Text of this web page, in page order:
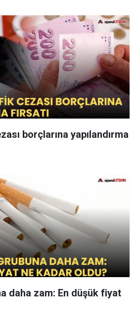
borçlarına yapılandırma
daha zam: En düşük fiyat